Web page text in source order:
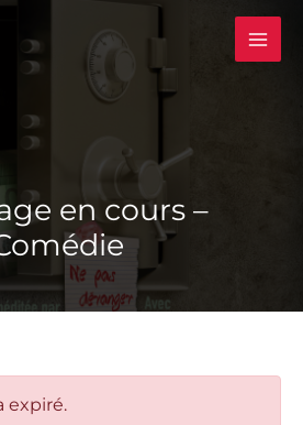
en cours –
expiré.